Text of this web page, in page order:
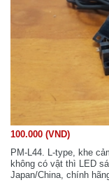
100.000 (VND)
PM-L44. L-type, khe
không có vật thì LED
Japan/China, chính